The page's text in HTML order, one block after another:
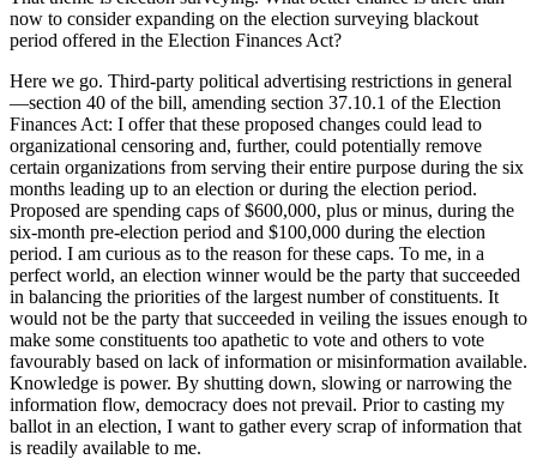
now to consider expanding on the election surveying blackout
period offered in the Election Finances Act?
Here we go. Third-party political advertising restrictions in general
—section 40 of the bill, amending section 37.10.1 of the Election
Finances Act: I offer that these proposed changes could lead to
organizational censoring and, further, could potentially remove
certain organizations from serving their entire purpose during the six
months leading up to an election or during the election period.
Proposed are spending caps of $600,000, plus or minus, during the
six-month pre-election period and $100,000 during the election
period. I am curious as to the reason for these caps. To me, in a
perfect world, an election winner would be the party that succeeded
in balancing the priorities of the largest number of constituents. It
would not be the party that succeeded in veiling the issues enough to
make some constituents too apathetic to vote and others to vote
favourably based on lack of information or misinformation available.
Knowledge is power. By shutting down, slowing or narrowing the
information flow, democracy does not prevail. Prior to casting my
ballot in an election, I want to gather every scrap of information that
is readily available to me.